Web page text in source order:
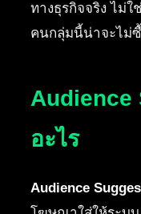
ทางธุรกิจจริง ไม่ใ
คนกลุ่มนี้น่าจะไม่
Audience
อะไร
Audience